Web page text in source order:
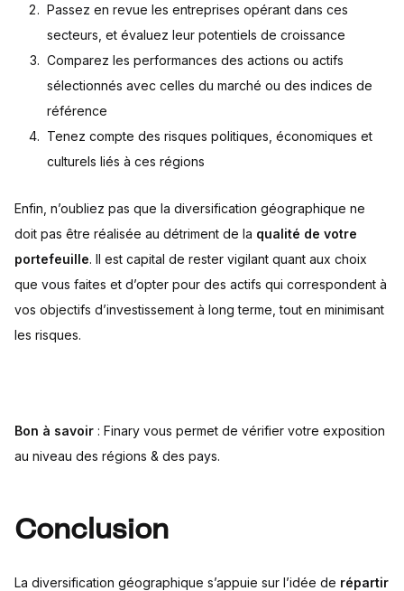
Passez en revue les entreprises opérant dans ces
secteurs, et évaluez leur potentiels de croissance
Comparez les performances des actions ou actifs
sélectionnés avec celles du marché ou des indices de
référence
Tenez compte des risques politiques, économiques et
culturels liés à ces régions
Enfin, n’oubliez pas que la diversification géographique ne
doit pas être réalisée au détriment de la qualité de votre
portefeuille. Il est capital de rester vigilant quant aux choix
que vous faites et d’opter pour des actifs qui correspondent à
vos objectifs d’investissement à long terme, tout en minimisant
les risques.
Bon à savoir : Finary vous permet de vérifier votre exposition
au niveau des régions & des pays.
Conclusion
La diversification géographique s’appuie sur l’idée de répartir